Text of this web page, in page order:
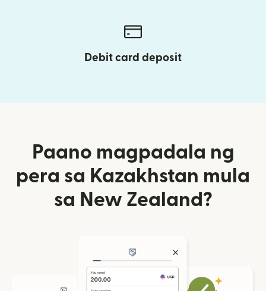
Debit card deposit
Paano magpadala ng
pera sa Kazakhstan mula
sa New Zealand?